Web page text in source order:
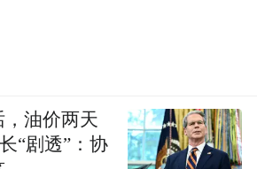
油价两天
“剧透”：协